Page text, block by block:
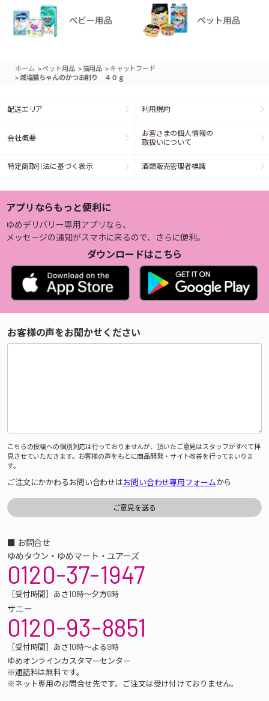
ホーム >ペット用品 >猫用品 > キャットフード
>減塩猫ちゃんのかつお削り ４０ｇ
配送エリア 利用規約
会社概要
お客さまの個人情報の
取扱いについて
特定商取引法に基づく表示 酒類販売管理者標識
アプリならもっと便利に
ゆめデリバリー専用アプリなら、
メッセージの通知がスマホに来るので、さらに便利。
ダウンロードはこちら
お客様の声をお聞かせください
こちらの投稿への個別対応は行っておりませんが、頂いたご意見はスタッフがすべて拝
見させていただきます。お客様の声をもとに商品開発・サイト改善を行ってまいりま
す。
ご注文にかかわるお問い合わせはお問い合わせ専用フォームから
■ お問合せ
ゆめタウン・ゆめマート・ユアーズ
0120-37-1947
［受付時間］あさ10時～夕方6時
サニー
0120-93-8851
［受付時間］あさ10時～よる9時
ゆめオンラインカスタマーセンター
※通話料は無料です。
※ネット専用のお問合せ先です。ご注文は受け付けておりません。